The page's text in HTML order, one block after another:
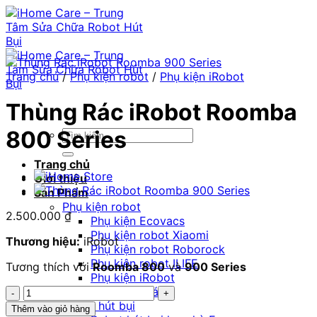
Chuyển
đến
nội
dung
Tìm
kiếm:
Trang chủ
Giới thiệu
Sản Phẩm
Phụ kiện robot
Phụ kiện Ecovacs
Phụ kiện robot Xiaomi
Phụ kiện robot Roborock
Phụ kiện robot ILIFE
Phụ kiện iRobot
Phụ kiện khác
Robot hút bụi
Trang chủ / Phụ kiện robot / Phụ kiện iRobot
Thùng Rác iRobot Roomba
800 Series
2.500.000₫
Thương hiệu:iRobot
Tương thích vớiRoomba 800và900 Series
Thùng
Rác
Thêm vào giỏ hàng